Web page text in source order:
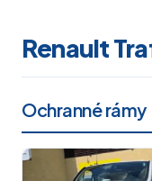
Renault
Ochranné rámy